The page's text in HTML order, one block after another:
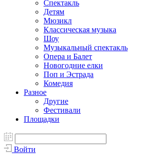
Спектакль
Детям
Мюзикл
Классическая музыка
Шоу
Музыкальный спектакль
Опера и Балет
Новогодние елки
Поп и Эстрада
Комедия
Разное
Другие
Фестивали
Площадки
Войти